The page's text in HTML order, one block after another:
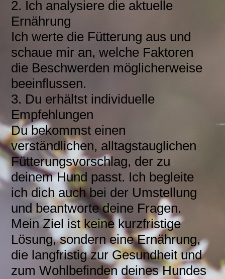
2. Ich analysiere die aktuelle
Ernährung
Ich werte die Fütterung aus und
schaue mir an, welche Faktoren
die Beschwerden möglicherweise
beeinflussen.
3. Du erhältst individuelle
Empfehlungen
Du bekommst einen
verständlichen, alltagstauglichen
Fütterungsvorschlag, der zu
deinem Hund passt. Ich begleite
ich dich auch bei der Umstellung
und beantworte deine Fragen.
Mein Ziel ist keine kurzfristige
Lösung, sondern eine Ernährung,
die langfristig zur Gesundheit und
zum Wohlbefinden deines Hundes